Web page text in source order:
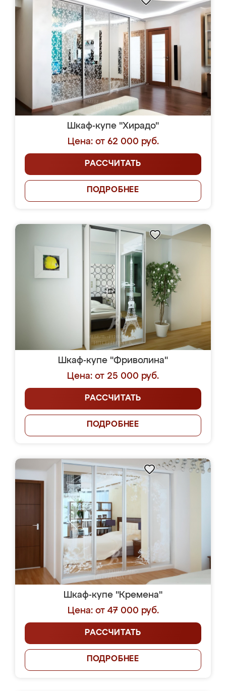
Шкаф-купе "Хирадо"
Цена: от 62 000 руб.
РАССЧИТАТЬ
ПОДРОБНЕЕ
Шкаф-купе "Фриволина"
Цена: от 25 000 руб.
РАССЧИТАТЬ
ПОДРОБНЕЕ
Шкаф-купе "Кремена"
Цена: от 47 000 руб.
РАССЧИТАТЬ
ПОДРОБНЕЕ